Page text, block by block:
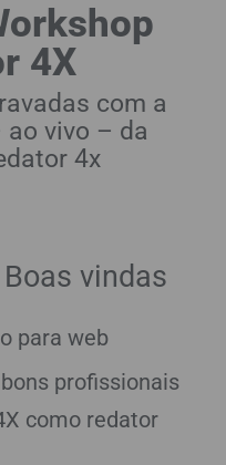
4X
com a
vivo – da
4x
vindas
para web
profissionais
como redator